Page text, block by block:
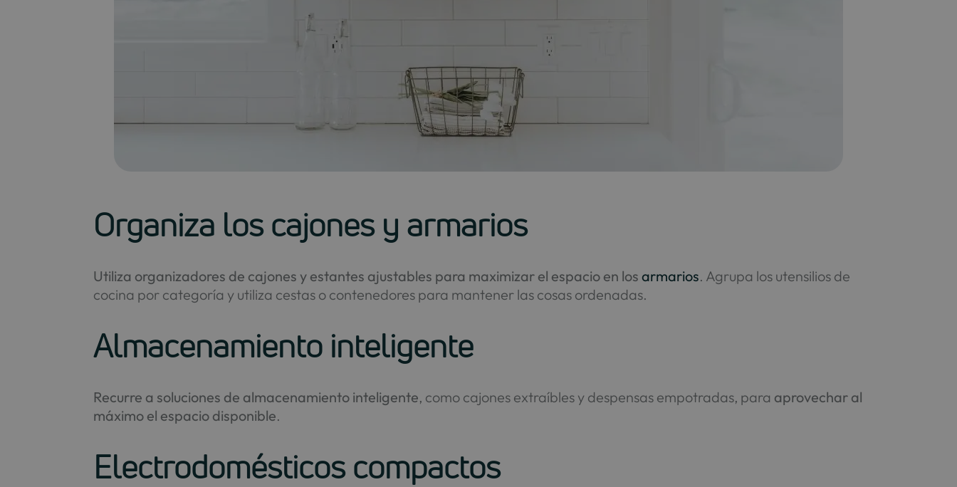
Organiza los cajones y armarios
Utiliza organizadores de cajones y estantes ajustables para maximizar el espacio en losarmarios. Agrupa los utensilios de
cocina por categoría y utiliza cestas o contenedores para mantener las cosas ordenadas.
Almacenamiento inteligente
Recurre a soluciones de almacenamiento inteligente, como cajones extraíbles y despensas empotradas, para aprovechar al
máximo el espacio disponible.
Electrodomésticos compactos